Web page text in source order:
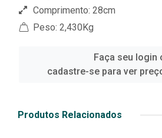
Comprimento: 28cm
Peso: 2,430Kg
Faça seu login
cadastre-se para ver
Produtos Relacionados